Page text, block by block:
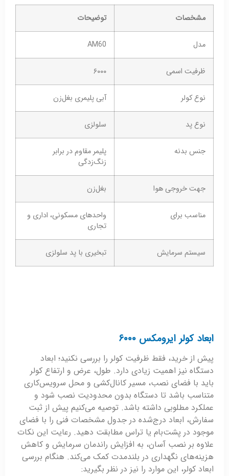
مشخصات توضیحات
مدل AM60
ظرفیت اسمی ۶۰۰۰
نوع کولر آبی پلیمری بغل‌زن
نوع پد سلولزی
جنس بدنه
پلیمر مقاوم در برابر
زنگ‌زدگی
جهت خروجی هوا بغل‌زن
مناسب برای
واحدهای مسکونی، اداری و
تجاری
سیستم سرمایش تبخیری با پد سلولزی
ابعاد کولر ایرومکس ۶۰۰۰
پیش از خرید، فقط ظرفیت کولر را بررسی نکنید؛ ابعاد
دستگاه نیز اهمیت زیادی دارد. طول، عرض و ارتفاع کولر
باید با فضای نصب، مسیر کانال‌کشی و محل سرویس‌کاری
متناسب باشد تا دستگاه بدون محدودیت نصب شود و
عملکرد مطلوبی داشته باشد. توصیه می‌کنیم پیش از ثبت
سفارش، ابعاد درج‌شده در جدول مشخصات فنی را با فضای
موجود در پشت‌بام یا تراس مطابقت دهید. رعایت این نکات
علاوه بر نصب آسان‌، به افزایش راندمان سرمایش و کاهش
هزینه‌های نگهداری در بلندمدت کمک می‌کند. هنگام بررسی
ابعاد کولر، این موارد را نیز در نظر بگیرید: